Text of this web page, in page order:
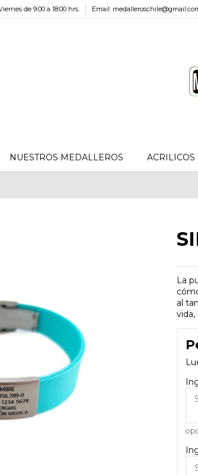
de 9:00 a 18:00 hrs. Email:
NUESTROS MEDALLEROS
La
al
vida,